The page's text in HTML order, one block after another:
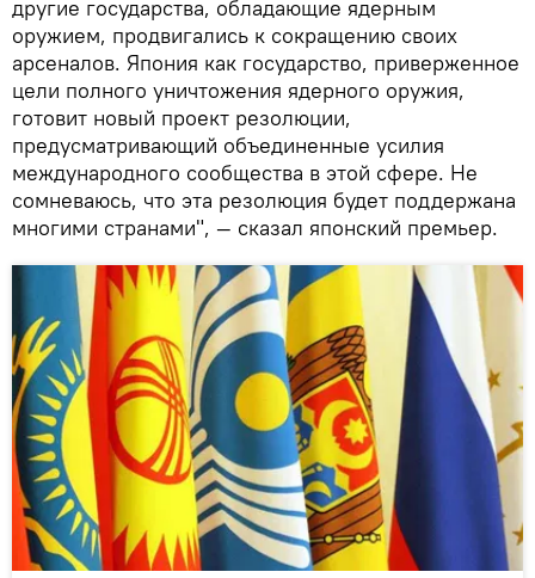
другие государства, обладающие ядерным
оружием, продвигались к сокращению своих
арсеналов. Япония как государство, приверженное
цели полного уничтожения ядерного оружия,
готовит новый проект резолюции,
предусматривающий объединенные усилия
международного сообщества в этой сфере. Не
сомневаюсь, что эта резолюция будет поддержана
многими странами", — сказал японский премьер.